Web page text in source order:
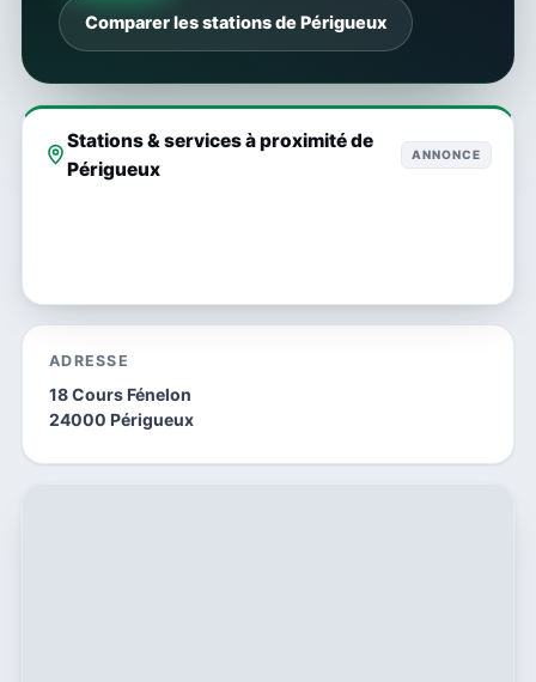
Comparer les stations de Périgueux
Stations & services à proximité de
Périgueux
ANNONCE
ADRESSE
18 Cours Fénelon
24000 Périgueux